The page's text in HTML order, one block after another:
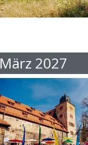
März 2027